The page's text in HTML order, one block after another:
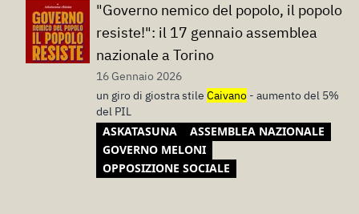
"Governo nemico del popolo, il popolo
resiste!": il 17 gennaio assemblea
nazionale a Torino
16 Gennaio 2026
un giro di giostra stile Caivano - aumento del 5%
del PIL
ASKATASUNA
ASSEMBLEA NAZIONALE
GOVERNO MELONI
OPPOSIZIONE SOCIALE